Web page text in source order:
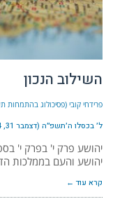
השילוב הנכון
פרידחי קובי (פסיכולוג בהתמחות
ל׳ בכסלו ה׳תשפ״ה (דצמבר 31, 2024)
יהושע פרק י' בפרק י'
יהושע והעם בממלכות
קרא עוד ←